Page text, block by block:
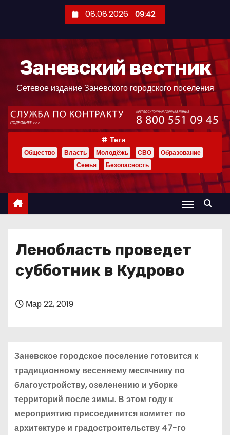
ж
08.08.2026 09:42
Заневский вестник
Сетевое издание Заневского городского поселения
Теги
Общество Власть Молодёжь СВО
Образование
Семья
Безопасность
Ленобласть проведет
субботник в Кудрово
Мар 22, 2019
Заневское городское поселение готовится к
традиционному весеннему месячнику по
благоустройству, озеленению и уборке
территорий после зимы. В этом году к
мероприятию присоединится комитет по
архитектуре и градостроительству 47-го